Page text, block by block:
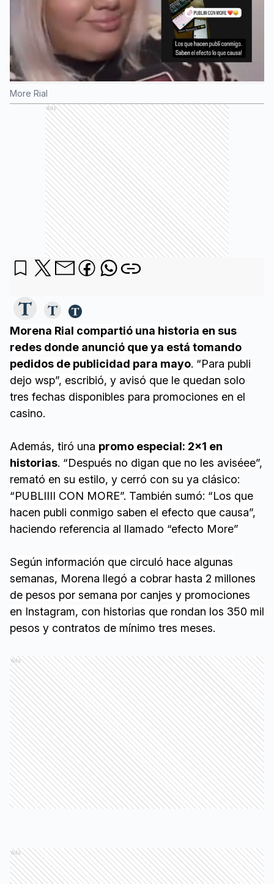
More Rial
Ads
Morena Rial compartió una historia en sus
redes donde anunció que ya está tomando
pedidos de publicidad para mayo. “Para publi
dejo wsp”, escribió, y avisó que le quedan solo
tres fechas disponibles para promociones en el
casino.
Además, tiró una promo especial: 2x1 en
historias. “Después no digan que no les aviséee”,
remató en su estilo, y cerró con su ya clásico:
“PUBLIIII CON MORE”. También sumó: “Los que
hacen publi conmigo saben el efecto que causa”,
haciendo referencia al llamado “efecto More”
Según información que circuló hace algunas
semanas, Morena llegó a cobrar hasta 2 millones
de pesos por semana por canjes y promociones
en Instagram, con historias que rondan los 350 mil
pesos y contratos de mínimo tres meses.
Ads
Ads